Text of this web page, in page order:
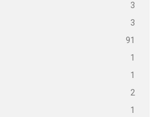
3
3
91
1
1
2
1